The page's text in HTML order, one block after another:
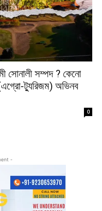
সোনালী সম্পদ ? কেনো
ট্যুরিজম) অভিনব
0
-